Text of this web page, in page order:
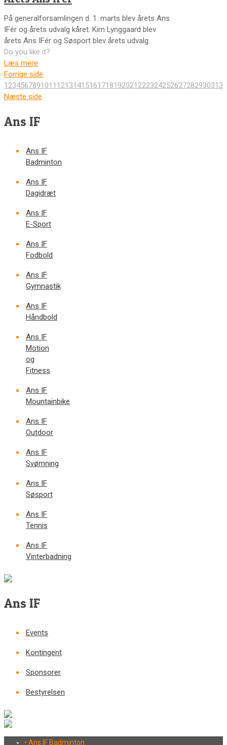
På generalforsamlingen d. 1. marts blev årets Ans
IFér og årets udvalg kåret. Kim Lynggaard blev
årets Ans IFér og Søsport blev årets udvalg.
Do you like it?
Læs mere
Forrige side
1 234567891011 12131415161718192021 22232425262728293031 32
Næste side
Ans IF
Ans IF
Badminton
Ans IF
Dagidræt
Ans IF
E-Sport
Ans IF
Fodbold
Ans IF
Gymnastik
Ans IF
Håndbold
Ans IF
Motion
og
Fitness
Ans IF
Mountainbike
Ans IF
Outdoor
Ans IF
Svømning
Ans IF
Søsport
Ans IF
Tennis
Ans IF
Vinterbadning
Ans IF
Events
Kontingent
Sponsorer
Bestyrelsen
• Ans IF Badminton